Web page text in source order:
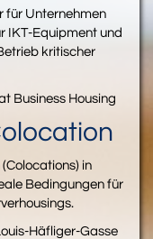
für Unternehmen
IKT-Equipment und
kritischer
Business Housing
in
Bedingungen für
Häfliger-Gasse